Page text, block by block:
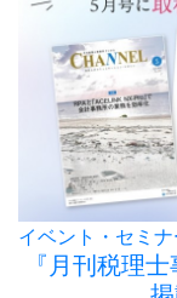
イベント・セミナ
『月刊税理